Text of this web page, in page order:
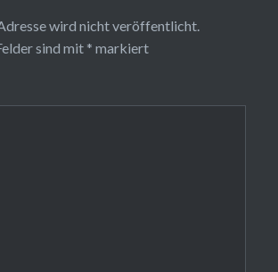
wird nicht veröffentlicht.
sind mit * markiert